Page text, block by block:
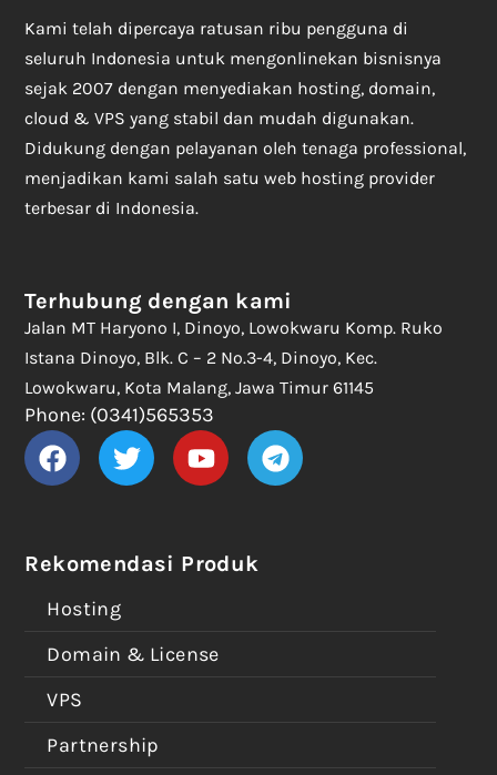
Kami telah dipercaya ratusan ribu pengguna di
seluruh Indonesia untuk mengonlinekan bisnisnya
sejak 2007 dengan menyediakan hosting, domain,
cloud & VPS yang stabil dan mudah digunakan.
Didukung dengan pelayanan oleh tenaga professional,
menjadikan kami salah satu web hosting provider
terbesar di Indonesia.
Rekomendasi Produk
Hosting
Domain & License
VPS
Partnership
Terhubung dengan kami
Jalan MT Haryono I, Dinoyo, Lowokwaru Komp. Ruko
Istana Dinoyo, Blk. C – 2 No.3-4, Dinoyo, Kec.
Lowokwaru, Kota Malang, Jawa Timur 61145
Phone: (0341)565353